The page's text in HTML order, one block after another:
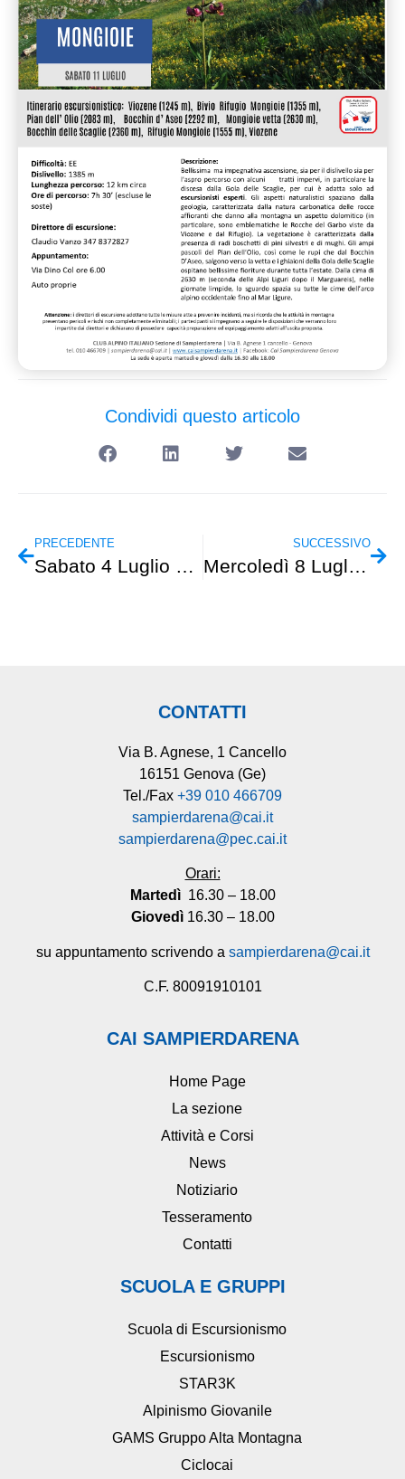
Condividi questo articolo
PRECEDENTE
Sabato 4 Luglio – STAR3K – “Grand e Petit Tournalin”
SUCCESSIVO
Mercoledì 8 Luglio – Cicloescursionismo – “La notte dei ratti penughi”
CONTATTI
Via B. Agnese, 1 Cancello
16151 Genova (Ge)
Tel./Fax +39 010 466709
sampierdarena@cai.it
sampierdarena@pec.cai.it
Orari:
Martedì 16.30 – 18.00
Giovedì16.30 – 18.00
su appuntamento scrivendo a sampierdarena@cai.it
C.F. 80091910101
CAI SAMPIERDARENA
Home Page
La sezione
Attività e Corsi
News
Notiziario
Tesseramento
Contatti
SCUOLA E GRUPPI
Scuola di Escursionismo
Escursionismo
STAR3K
Alpinismo Giovanile
GAMS Gruppo Alta Montagna
Ciclocai